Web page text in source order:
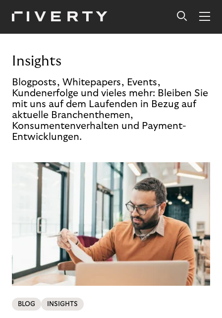
Insights
Blogposts, Whitepapers, Events,
Kundenerfolge und vieles mehr: Bleiben Sie
mit uns auf dem Laufenden in Bezug auf
aktuelle Branchenthemen,
Konsumentenverhalten und Payment-
Entwicklungen.
BLOG INSIGHTS